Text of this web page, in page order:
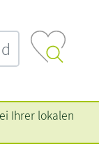
Ihrer lokalen